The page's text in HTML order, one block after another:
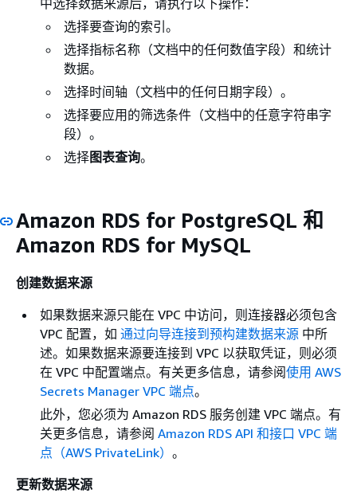
中选择数据来源后，请执行以下操作：
选择要查询的索引。
选择指标名称（文档中的任何数值字段）和统计
数据。
选择时间轴（文档中的任何日期字段）。
选择要应用的筛选条件（文档中的任意字符串字
段）。
选择图表查询。
Amazon RDS for PostgreSQL 和
Amazon RDS for MySQL
创建数据来源
如果数据来源只能在 VPC 中访问，则连接器必须包含
VPC 配置，如 通过向导连接到预构建数据来源 中所
述。如果数据来源要连接到 VPC 以获取凭证，则必须
在 VPC 中配置端点。有关更多信息，请参阅使用 AWS
Secrets Manager VPC 端点。
此外，您必须为 Amazon RDS 服务创建 VPC 端点。有
关更多信息，请参阅 Amazon RDS API 和接口 VPC 端
点（AWS PrivateLink） 。
更新数据来源